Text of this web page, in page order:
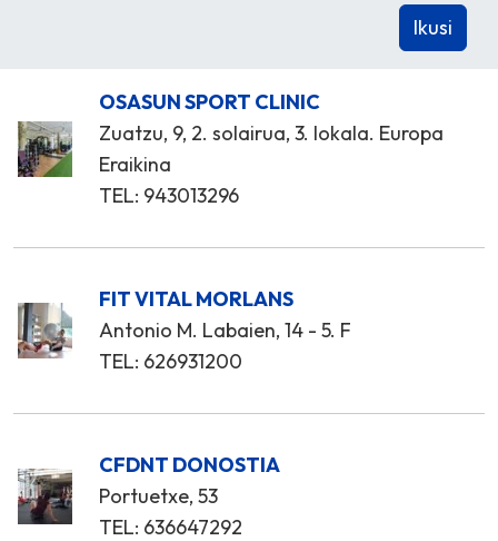
OSASUN SPORT CLINIC
Zuatzu, 9, 2. solairua, 3. lokala. Europa
Eraikina
TEL: 943013296
FIT VITAL MORLANS
Antonio M. Labaien, 14 - 5. F
TEL: 626931200
CFDNT DONOSTIA
Portuetxe, 53
TEL: 636647292